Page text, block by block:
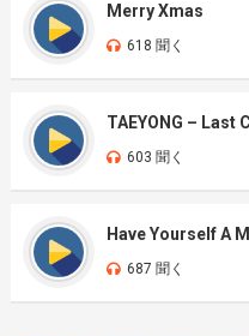
Merry Xmas
618 聞く
TAEYONG – Last
603 聞く
Have Yourself A
687 聞く